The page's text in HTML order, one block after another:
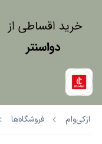
ازکی‌وام فروشگاه‌ها